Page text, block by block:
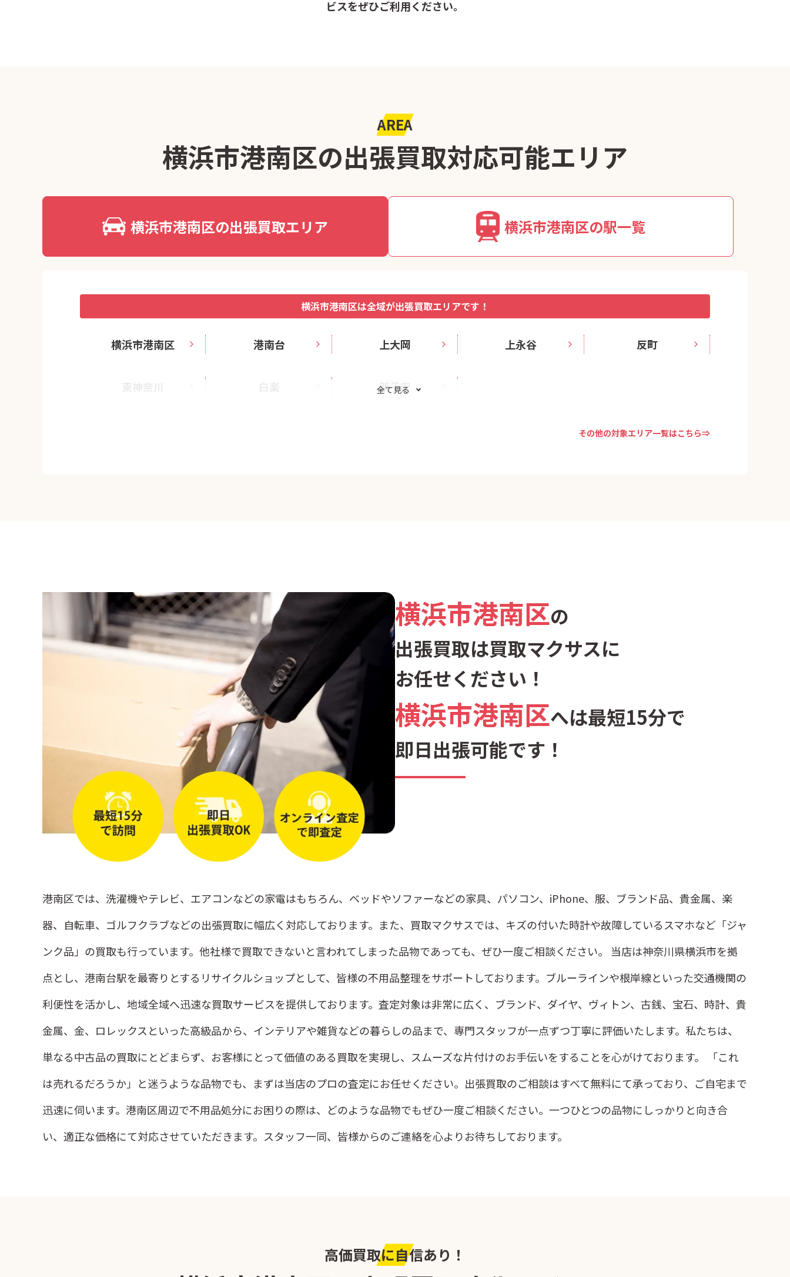
ビスをぜひご利用ください。
AREA
横浜市港南区の出張買取対応可能エリア
横浜市港南区の出張買取エリア 横浜市港南区の駅一覧
横浜市港南区は全域が出張買取エリアです！
横浜市港南区 港南台 上大岡 上永谷 反町
新子安
全て見る
その他の対象エリア一覧はこちら⇒
横浜市港南区の
出張買取は買取マクサスに
お任せください！
横浜市港南区へは最短15分で
即日出張可能です！
港南区では、洗濯機やテレビ、エアコンなどの家電はもちろん、ベッドやソファーなどの家具、パソコン、iPhone、服、ブランド品、貴金属、楽
器、自転車、ゴルフクラブなどの出張買取に幅広く対応しております。また、買取マクサスでは、キズの付いた時計や故障しているスマホなど「ジャ
ンク品」の買取も行っています。他社様で買取できないと言われてしまった品物であっても、ぜひ一度ご相談ください。 当店は神奈川県横浜市を拠
点とし、港南台駅を最寄りとするリサイクルショップとして、皆様の不用品整理をサポートしております。ブルーラインや根岸線といった交通機関の
利便性を活かし、地域全域へ迅速な買取サービスを提供しております。査定対象は非常に広く、ブランド、ダイヤ、ヴィトン、古銭、宝石、時計、貴
金属、金、ロレックスといった高級品から、インテリアや雑貨などの暮らしの品まで、専門スタッフが一点ずつ丁寧に評価いたします。私たちは、
単なる中古品の買取にとどまらず、お客様にとって価値のある買取を実現し、スムーズな片付けのお手伝いをすることを心がけております。 「これ
は売れるだろうか」と迷うような品物でも、まずは当店のプロの査定にお任せください。出張買取のご相談はすべて無料にて承っており、ご自宅まで
迅速に伺います。港南区周辺で不用品処分にお困りの際は、どのような品物でもぜひ一度ご相談ください。一つひとつの品物にしっかりと向き合
い、適正な価格にて対応させていただきます。スタッフ一同、皆様からのご連絡を心よりお待ちしております。
高価買取に自信あり！